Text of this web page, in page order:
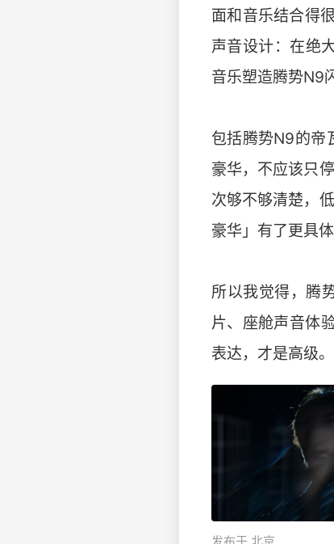
面和音乐结合得
声音设计：在绝
音乐塑造腾势N9
包括腾势N9的帝
豪华，不应该只
次够不够清楚，
豪华」有了更具体
所以我觉得，腾
片、座舱声音体
表达，才是高级。
发布于 北京